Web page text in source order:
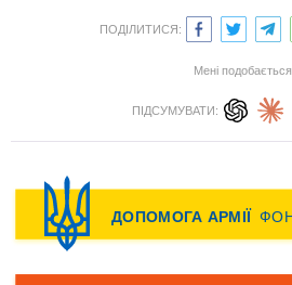
ПОДІЛИТИСЯ:
Мені подобається
ПІДСУМУВАТИ: